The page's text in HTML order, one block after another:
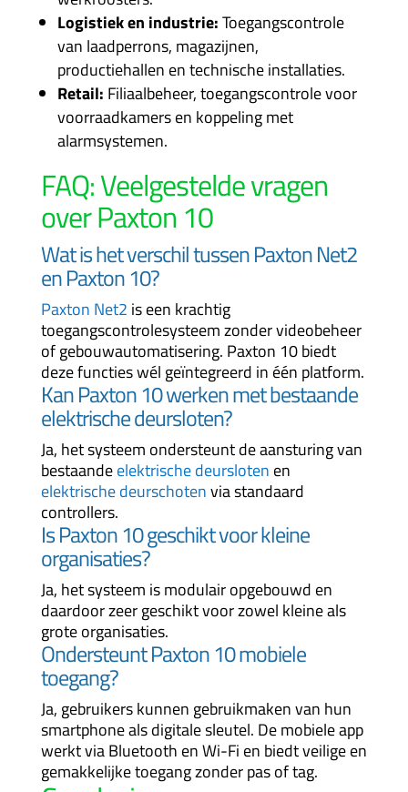
Logistiek en industrie:Toegangscontrole
van laadperrons, magazijnen,
productiehallen en technische installaties.
Retail: Filiaalbeheer, toegangscontrole voor
voorraadkamers en koppeling met
alarmsystemen.
FAQ: Veelgestelde vragen
over Paxton 10
Wat is het verschil tussen Paxton Net2
en Paxton 10?
Paxton Net2 is een krachtig
toegangscontrolesysteem zonder videobeheer
of gebouwautomatisering. Paxton 10 biedt
deze functies wél geïntegreerd in één platform.
Kan Paxton 10 werken met bestaande
elektrische deursloten?
Ja, het systeem ondersteunt de aansturing van
bestaandeelektrische deursloten en
elektrische deurschotenvia standaard
controllers.
Is Paxton 10 geschikt voor kleine
organisaties?
Ja, het systeem is modulair opgebouwd en
daardoor zeer geschikt voor zowel kleine als
grote organisaties.
Ondersteunt Paxton 10 mobiele
toegang?
Ja, gebruikers kunnen gebruikmaken van hun
smartphone als digitale sleutel. De mobiele app
werkt via Bluetooth en Wi-Fi en biedt veilige en
gemakkelijke toegang zonder pas of tag.